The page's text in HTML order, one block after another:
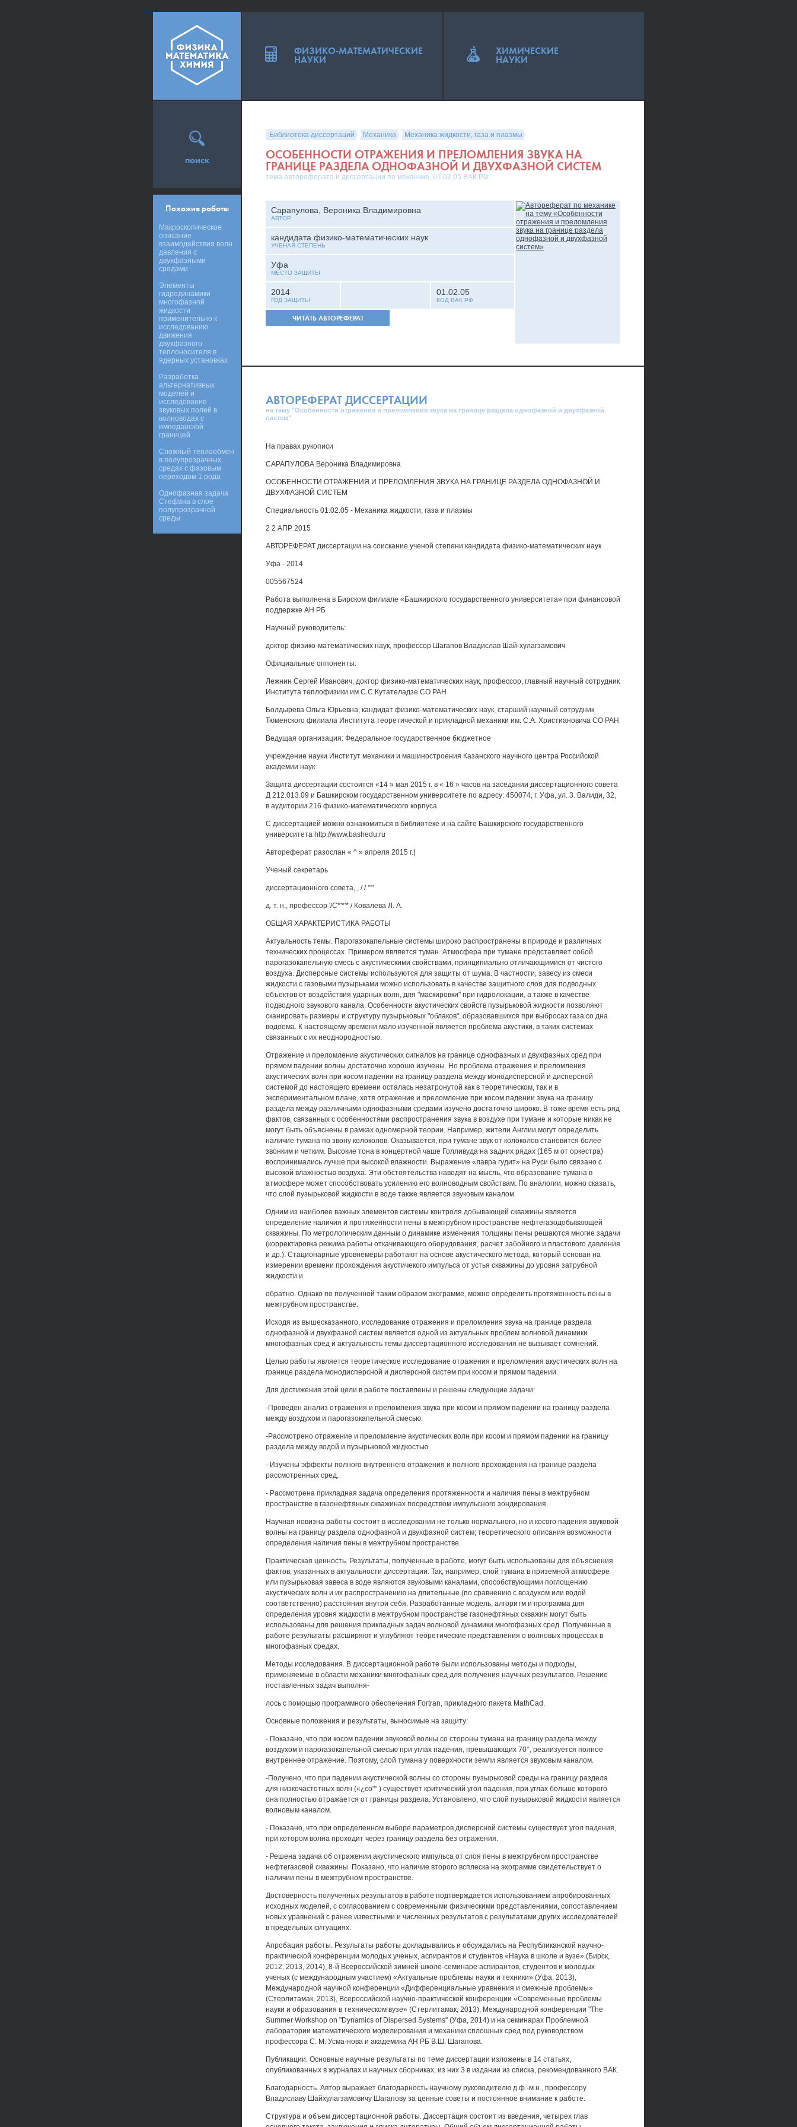
Библиотека диссертаций Механика Механика жидкости, газа и плазмы
ОСОБЕННОСТИ ОТРАЖЕНИЯ И ПРЕЛОМЛЕНИЯ ЗВУКА НА
ГРАНИЦЕ РАЗДЕЛА ОДНОФАЗНОЙ И ДВУХФАЗНОЙ СИСТЕМ
тема автореферата и диссертации по механике, 01.02.05 ВАК РФ
Сарапулова, Вероника Владимировна
АВТОР
кандидата физико-математических наук
УЧЕНАЯ СТЕПЕНЬ
Уфа
МЕСТО ЗАЩИТЫ
2014
ГОД ЗАЩИТЫ
01.02.05
КОД ВАК РФ
ЧИТАТЬ АВТОРЕФЕРАТ
АВТОРЕФЕРАТ ДИССЕРТАЦИИ
на тему "Особенности отражения и преломления звука на границе раздела однофазной и двухфазной
систем"
На правах рукописи
САРАПУЛОВА Вероника Владимировна
ОСОБЕННОСТИ ОТРАЖЕНИЯ И ПРЕЛОМЛЕНИЯ ЗВУКА НА ГРАНИЦЕ РАЗДЕЛА ОДНОФАЗНОЙ И
ДВУХФАЗНОЙ СИСТЕМ
Специальность 01.02.05 - Механика жидкости, газа и плазмы
2 2 АПР 2015
АВТОРЕФЕРАТ диссертации на соискание ученой степени кандидата физико-математических наук
Уфа - 2014
005567524
Работа выполнена в Бирском филиале «Башкирского государственного университета» при финансовой
поддержке АН РБ
Научный руководитель:
доктор физико-математических наук, профессор Шагапов Владислав Шай-хулагзамович
Официальные оппоненты:
Лежнин Сергей Иванович, доктор физико-математических наук, профессор, главный научный сотрудник
Института теплофизики им.С.С.Кутателадзе СО РАН
Болдырева Ольга Юрьевна, кандидат физико-математических наук, старший научный сотрудник
Тюменского филиала Института теоретической и прикладной механики им. С.А. Христиановича СО РАН
Ведущая организация: Федеральное государственное бюджетное
учреждение науки Институт механики и машиностроения Казанского научного центра Российской
академии наук
Защита диссертации состоится «14 » мая 2015 г. в « 16 » часов на заседании диссертационного совета
Д 212.013.09 и Башкирском государственном университете по адресу: 450074, г. Уфа, ул. 3. Валиди, 32,
в аудитории 216 физико-математического корпуса.
С диссертацией можно ознакомиться в библиотеке и на сайте Башкирского государственного
университета http://www.bashedu.ru
Автореферат разослан « ^ » апреля 2015 г.|
Ученый секретарь
диссертационного совета, , / / '""
д. т. н., профессор '/С*'*'* / Ковалева Л. А.
ОБЩАЯ ХАРАКТЕРИСТИКА РАБОТЫ
Актуальность темы. Парогазокапельные системы широко распространены в природе и различных
технических процессах. Примером является туман. Атмосфера при тумане представляет собой
парогазокапельную смесь с акустическими свойствами, принципиально отличающимися от чистого
воздуха. Дисперсные системы используются для защиты от шума. В частности, завесу из смеси
жидкости с газовыми пузырьками можно использовать в качестве защитного слоя для подводных
объектов от воздействия ударных волн, для "маскировки" при гидролокации, а также в качестве
подводного звукового канала. Особенности акустических свойств пузырьковой жидкости позволяют
сканировать размеры и структуру пузырьковых "облаков", образовавшихся при выбросах газа со дна
водоема. К настоящему времени мало изученной является проблема акустики, в таких системах
связанных с их неоднородностью.
Отражение и преломление акустических сигналов на границе однофазных и двухфазных сред при
прямом падении волны достаточно хорошо изучены. Но проблема отражения и преломления
акустических волн при косом падении на границу раздела между монодисперсной и дисперсной
системой до настоящего времени осталась незатронутой как в теоретическом, так и в
экспериментальном плане, хотя отражение и преломление при косом падении звука на границу
раздела между различными однофазными средами изучено достаточно широко. В тоже время есть ряд
фактов, связанных с особенностями распространения звука в воздухе при тумане и которые никак не
могут быть объяснены в рамках одномерной теории. Например, жители Англии могут определить
наличие тумана по звону колоколов. Оказывается, при тумане звук от колоколов становится более
звонким и четким. Высокие тона в концертной чаше Голливуда на задних рядах (165 м от оркестра)
воспринимались лучше при высокой влажности. Выражение «лавра гудит» на Руси было связано с
высокой влажностью воздуха. Эти обстоятельства наводят на мысль, что образование тумана в
атмосфере может способствовать усилению его волноводным свойствам. По аналогии, можно сказать,
что слой пузырьковой жидкости в воде также является звуковым каналом.
Одним из наиболее важных элементов системы контроля добывающей скважины является
определение наличия и протяженности пены в межтрубном пространстве нефтегазодобывающей
скважины. По метрологическим данным о динамике изменения толщины пены решаются многие задачи
(корректировка режима работы откачивающего оборудования, расчет забойного и пластового давления
и др.). Стационарные уровнемеры работают на основе акустического метода, который основан на
измерении времени прохождения акустичекого импульса от устья скважины до уровня затрубной
жидкости и
обратно. Однако по полученной таким образом эхограмме, можно определить протяженность пены в
межтрубном пространстве.
Исходя из вышесказанного, исследование отражения и преломления звука на границе раздела
однофазной и двухфазной систем является одной из актуальных проблем волновой динамики
многофазных сред и актуальность темы диссертационного исследования не вызывает сомнений.
Целью работы является теоретическое исследование отражения и преломления акустических волн на
границе раздела монодисперсной и дисперсной систем при косом и прямом падении.
Для достижения этой цели в работе поставлены и решены следующие задачи:
-Проведен анализ отражения и преломления звука при косом и прямом падении на границу раздела
между воздухом и парогазокапельной смесью.
-Рассмотрено отражение и преломление акустических волн при косом и прямом падении на границу
раздела между водой и пузырьковой жидкостью.
- Изучены эффекты полного внутреннего отражения и полного прохождения на границе раздела
рассмотренных сред.
- Рассмотрена прикладная задача определения протяженности и наличия пены в межтрубном
пространстве в газонефтяных скважинах посредством импульсного зондирования.
Научная новизна работы состоит в исследовании не только нормального, но и косого падения звуковой
волны на границу раздела однофазной и двухфазной систем; теоретического описания возможности
определения наличия пены в межтрубном пространстве.
Практическая ценность. Результаты, полученные в работе, могут быть использованы для объяснения
фактов, указанных в актуальности диссертации. Так, например, слой тумана в приземной атмосфере
или пузырьковая завеса в воде являются звуковыми каналами, способствующими поглощению
акустических волн и их распространению на длительные (по сравнению с воздухом или водой
соответственно) расстояния внутри себя. Разработанные модель, алгоритм и программа для
определения уровня жидкости в межтрубном пространстве газонефтяных скважин могут быть
использованы для решения прикладных задач волновой динамики многофазных сред. Полученные в
работе результаты расширяют и углубляют теоретические представления о волновых процессах в
многофазных средах.
Методы исследования. В диссертационной работе были использованы методы и подходы,
применяемые в области механики многофазных сред для получения научных результатов. Решение
поставленных задач выполня-
лось с помощью программного обеспечения Fortran, прикладного пакета MathCad.
Основные положения и результаты, выносимые на защиту:
- Показано, что при косом падении звуковой волны со стороны тумана на границу раздела между
воздухом и парогазокапельной смесью при углах падения, превышающих 70°, реализуется полное
внутреннее отражение. Поэтому, слой тумана у поверхности земли является звуковым каналом.
-Получено, что при падении акустической волны со стороны пузырьковой среды на границу раздела
для низкочастотных волн («¿со"" ) существует критический угол падения, при углах больше которого
она полностью отражается от границы раздела. Установлено, что слой пузырьковой жидкости является
волновым каналом.
- Показано, что при определенном выборе параметров дисперсной системы существует угол падения,
при котором волна проходит через границу раздела без отражения.
- Решена задача об отражении акустического импульса от слоя пены в межтрубном пространстве
нефтегазовой скважины. Показано, что наличие второго всплеска на эхограмме свидетельствует о
наличии пены в межтрубном пространстве.
Достоверность полученных результатов в работе подтверждается использованием апробированных
исходных моделей, с согласованием с современными физическими представлениями, сопоставлением
новых уравнений с ранее известными и численных результатов с результатами других исследователей
в предельных ситуациях.
Апробация работы. Результаты работы докладывались и обсуждались на Республиканской научно-
практической конференции молодых ученых, аспирантов и студентов «Наука в школе и вузе» (Бирск,
2012, 2013, 2014), 8-й Всероссийской зимней школе-семинаре аспирантов, студентов и молодых
ученых (с международным участием) «Актуальные проблемы науки и техники» (Уфа, 2013),
Международной научной конференции «Дифференциальные уравнения и смежные проблемы»
(Стерлитамак, 2013), Всероссийской научно-практической конференции «Современные проблемы
науки и образования в техническом вузе» (Стерлитамак, 2013), Международной конференции "The
Summer Workshop on "Dynamics of Dispersed Systems" (Уфа, 2014) и на семинарах Проблемной
лаборатории математического моделирования и механики сплошных сред под руководством
профессора С. М. Усма-нова и академика АН РБ В.Ш. Шагапова.
Публикации. Основные научные результаты по теме диссертации изложены в 14 статьях,
опубликованных в журналах и научных сборниках, из них 3 в издании из списка, рекомендованного ВАК.
Благодарность. Автор выражает благодарность научному руководителю д.ф.-м.н., профессору
Владиславу Шайхулагзамовичу Шагапову за ценные советы и постоянное внимание к работе.
Структура и объем диссертационной работы. Диссертация состоит из введения, четырех глав
поиск
Похожие работы
Макроскопическое
описание
взаимодействия волн
давления с
двухфазными
средами
Элементы
гидродинамики
многофазной
жидкости
применительно к
исследованию
движения
двухфазного
теплоносителя в
ядерных установках
Разработка
альтернативных
моделей и
исследование
звуковых полей в
волноводах с
импеданской
границей
Сложный теплообмен
в полупрозрачных
средах с фазовым
переходом 1 рода
Однофазная задача
Стефана в слое
полупрозрачной
среды
ФИЗИКО-МАТЕМАТИЧЕСКИЕ
НАУКИ
ХИМИЧЕСКИЕ
НАУКИ